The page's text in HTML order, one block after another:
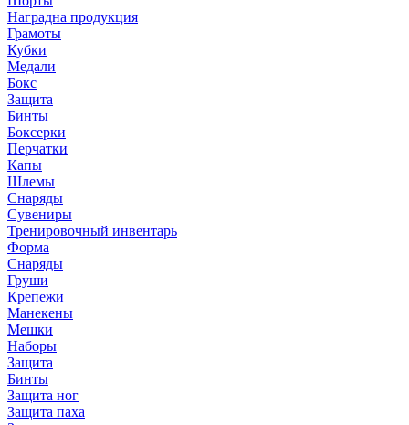
Наградна продукция
Грамоты
Кубки
Медали
Бокс
Защита
Бинты
Боксерки
Перчатки
Капы
Шлемы
Снаряды
Сувениры
Тренировочный инвентарь
Форма
Снаряды
Груши
Крепежи
Манекены
Мешки
Наборы
Защита
Бинты
Защита ног
Защита паха